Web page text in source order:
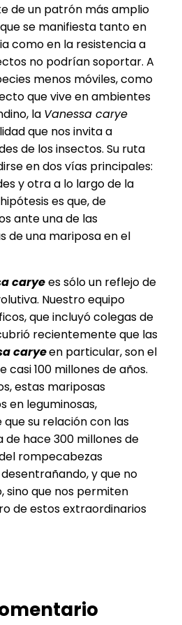
de un patrón más amplio
se manifiesta tanto en
como en la resistencia a
no podrían soportar. A
menos móviles, como
que vive en ambientes
la Vanessa carye
que nos invita a
de los insectos. Su ruta
en dos vías principales:
y otra a lo largo de la
es que, de
ante una de las
de una mariposa en el
caryees sólo un reflejo de
Nuestro equipo
que incluyó colegas de
recientemente que las
caryeen particular, son el
casi 100 millones de años.
estas mariposas
en leguminosas,
su relación con las
hace 300 millones de
rompecabezas
y que no
sino que nos permiten
de estos extraordinarios